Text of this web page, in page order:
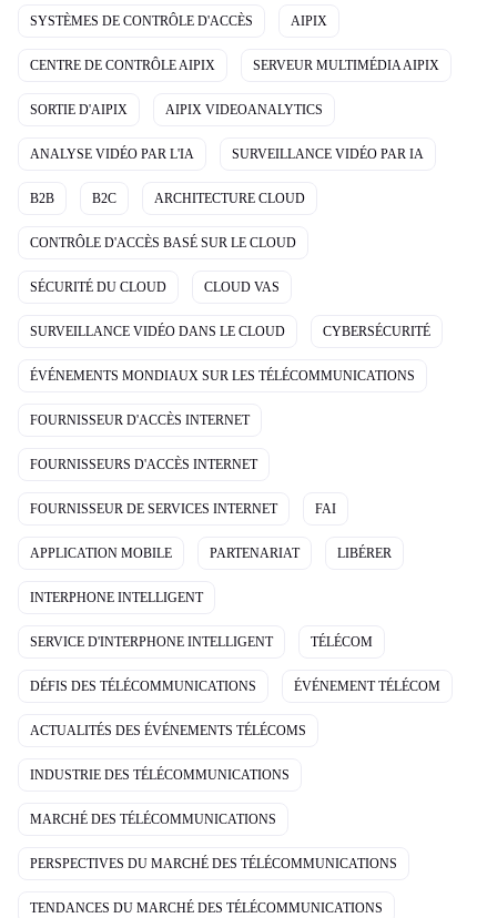
SYSTÈMES DE CONTRÔLE D'ACCÈS AIPIX
CENTRE DE CONTRÔLE AIPIX SERVEUR MULTIMÉDIA AIPIX
SORTIE D'AIPIX AIPIX VIDEOANALYTICS
ANALYSE VIDÉO PAR L'IA SURVEILLANCE VIDÉO PAR IA
B2B B2C ARCHITECTURE CLOUD
CONTRÔLE D'ACCÈS BASÉ SUR LE CLOUD
SÉCURITÉ DU CLOUD CLOUD VAS
SURVEILLANCE VIDÉO DANS LE CLOUD CYBERSÉCURITÉ
ÉVÉNEMENTS MONDIAUX SUR LES TÉLÉCOMMUNICATIONS
FOURNISSEUR D'ACCÈS INTERNET
FOURNISSEURS D'ACCÈS INTERNET
FOURNISSEUR DE SERVICES INTERNET FAI
APPLICATION MOBILE PARTENARIAT LIBÉRER
INTERPHONE INTELLIGENT
SERVICE D'INTERPHONE INTELLIGENT TÉLÉCOM
DÉFIS DES TÉLÉCOMMUNICATIONS ÉVÉNEMENT TÉLÉCOM
ACTUALITÉS DES ÉVÉNEMENTS TÉLÉCOMS
INDUSTRIE DES TÉLÉCOMMUNICATIONS
MARCHÉ DES TÉLÉCOMMUNICATIONS
PERSPECTIVES DU MARCHÉ DES TÉLÉCOMMUNICATIONS
TENDANCES DU MARCHÉ DES TÉLÉCOMMUNICATIONS